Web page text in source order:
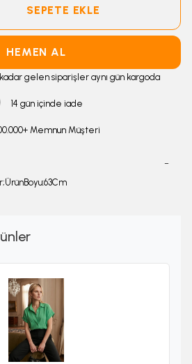
SEPETE EKLE
HEMEN AL
kadar gelen siparişler aynı gün kargoda
14 gün içinde iade
Memnun Müşteri